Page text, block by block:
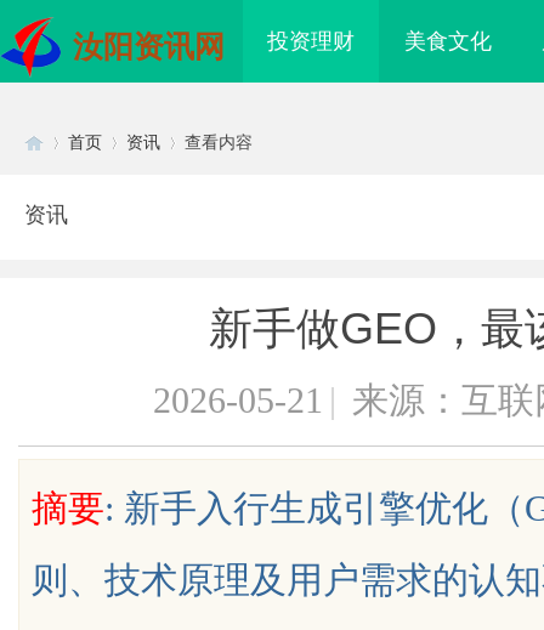
汝阳资讯网 投资理财 美食文化
首页 资讯 查看内容
资讯
新手做GEO，最
2026-05-21 | 来源：互联
摘要: 新手入行生成引擎优化（
则、技术原理及用户需求的认